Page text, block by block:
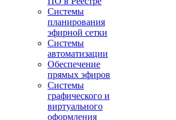
Системы
планирования
эфирной сетки
Системы
автоматизации
Обеспечение
прямых эфиров
Системы
графического и
виртуального
оформления